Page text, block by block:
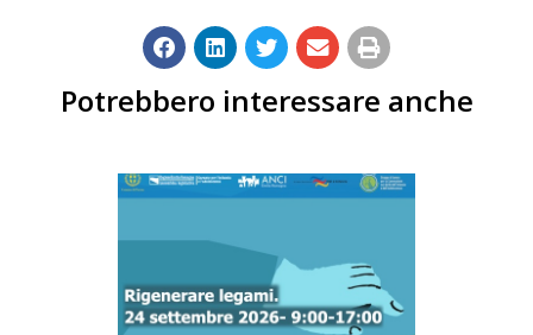
Potrebbero interessare anche